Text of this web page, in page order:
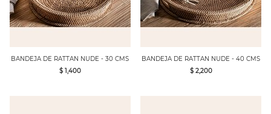
BANDEJA DE RATTAN NUDE - 30 CMS
$ 1,400
BANDEJA DE RATTAN NUDE - 40 CMS
$ 2,200